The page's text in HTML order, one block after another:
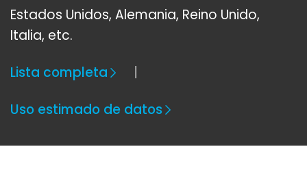
Estados Unidos, Alemania, Reino Unido,
Italia, etc.
Lista completa
Uso estimado de datos